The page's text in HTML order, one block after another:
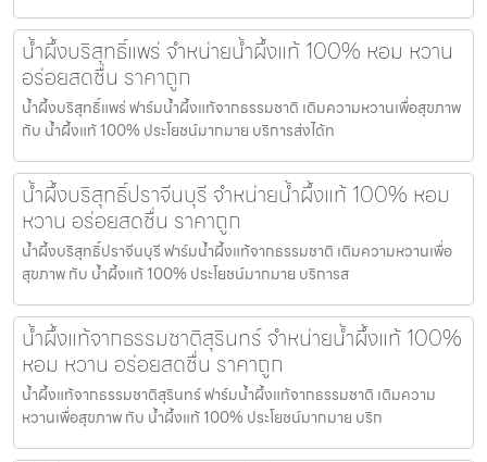
น้ำผึ้งบริสุทธิ์แพร่ จำหน่ายน้ำผึ้งแท้ 100% หอม หวาน
อร่อยสดชื่น ราคาถูก
น้ำผึ้งบริสุทธิ์แพร่ ฟาร์มน้ำผึ้งแท้จากธรรมชาติ เติมความหวานเพื่อสุขภาพ
กับ น้ำผึ้งแท้ 100% ประโยชน์มากมาย บริการส่งได้ท
น้ำผึ้งบริสุทธิ์ปราจีนบุรี จำหน่ายน้ำผึ้งแท้ 100% หอม
หวาน อร่อยสดชื่น ราคาถูก
น้ำผึ้งบริสุทธิ์ปราจีนบุรี ฟาร์มน้ำผึ้งแท้จากธรรมชาติ เติมความหวานเพื่อ
สุขภาพ กับ น้ำผึ้งแท้ 100% ประโยชน์มากมาย บริการส
น้ำผึ้งแท้จากธรรมชาติสุรินทร์ จำหน่ายน้ำผึ้งแท้ 100%
หอม หวาน อร่อยสดชื่น ราคาถูก
น้ำผึ้งแท้จากธรรมชาติสุรินทร์ ฟาร์มน้ำผึ้งแท้จากธรรมชาติ เติมความ
หวานเพื่อสุขภาพ กับ น้ำผึ้งแท้ 100% ประโยชน์มากมาย บริก